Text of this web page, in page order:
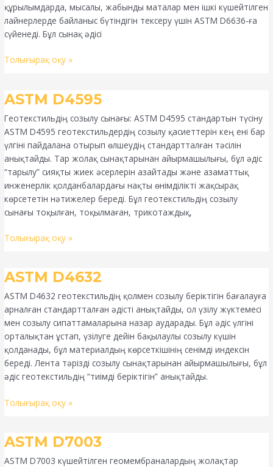
құрылымдарда, мысалы, жабынды маталар мен ішкі күшейтілген
лайнерлерде байланыс бүтіндігін тексеру үшін ASTM D6636-ға
сүйенеді. Бұл сынақ әдісі
Толығырақ оқу »
ASTM D4595
Геотекстильдің созылу сынағы: ASTM D4595 стандартын түсіну
ASTM D4595 геотекстильдердің созылу қасиеттерін кең ені бар
үлгіні пайдалана отырып өлшеудің стандартталған тәсілін
анықтайды. Тар жолақ сынақтарынан айырмашылығы, бұл әдіс
“тарылу” сияқты жиек әсерлерін азайтады және азаматтық
инженерлік қолданбалардағы нақты өнімділікті жақсырақ
көрсететін нәтижелер береді. Бұл геотекстильдің созылу
сынағы тоқылған, тоқылмаған, трикотаждық,
ASTM
Толығырақ оқу »
ASTM D4632
ASTM D4632 геотекстильдің қолмен созылу беріктігін бағалауға
арналған стандартталған әдісті анықтайды, ол үзілу жүктемесі
мен созылу сипаттамаларына назар аударады. Бұл әдіс үлгіні
орталықтан ұстап, үзілуге дейін бақылаулы созылу күшін
қолданады, бұл материалдың көрсеткішінің сенімді индексін
береді. Лента тәрізді созылу сынақтарынан айырмашылығы, бұл
әдіс геотекстильдің “тиімді беріктігін” анықтайды.
ASTM
Толығырақ оқу »
ASTM D7003
ASTM D7003 күшейтілген геомембраналардың жолақтар
ASTM